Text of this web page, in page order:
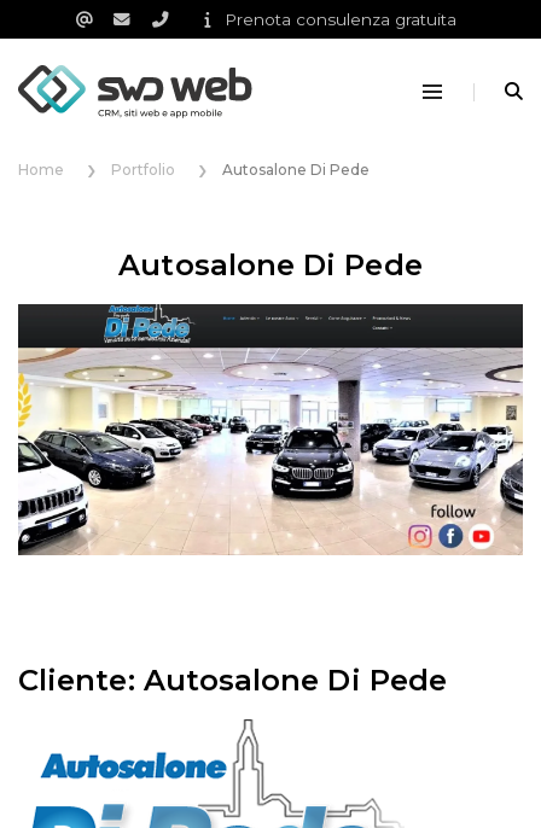
Prenota consulenza gratuita
Home Portfolio Autosalone Di Pede
Autosalone Di Pede
Cliente: Autosalone Di Pede